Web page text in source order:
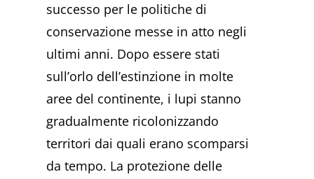
successo per le politiche di
conservazione messe in atto negli
ultimi anni. Dopo essere stati
sull’orlo dell’estinzione in molte
aree del continente, i lupi stanno
gradualmente ricolonizzando
territori dai quali erano scomparsi
da tempo. La protezione delle